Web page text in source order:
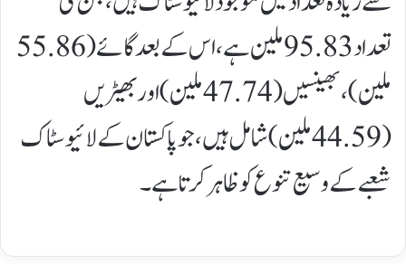
تعداد 95.83 ملین ہے، اس کے بعد گائے (55.86
ملین)، بھینسیں (47.74 ملین) اور بھیڑیں
(44.59 ملین) شامل ہیں، جو پاکستان کے لائیوسٹاک
شعبے کے وسیع تنوع کو ظاہر کرتا ہے۔